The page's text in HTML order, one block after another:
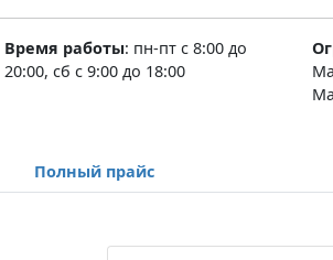
Время работы: пн-пт с 8:00 до
20:00, сб с 9:00 до 18:00
Полный прайс